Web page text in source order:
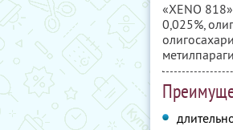
«XENO
0,025%,